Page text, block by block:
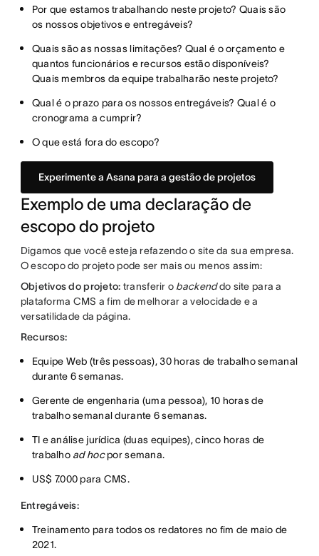
Por que estamos trabalhando neste projeto? Quais são
os nossos objetivos e entregáveis?
Quais são as nossas limitações? Qual é o orçamento e
quantos funcionários e recursos estão disponíveis?
Quais membros da equipe trabalharão neste projeto?
Qual é o prazo para os nossos entregáveis? Qual é o
cronograma a cumprir?
O que está fora do escopo?
Experimente a Asana para a gestão de projetos
Exemplo de uma declaração de
escopo do projeto
Digamos que você esteja refazendo o site da sua empresa.
O escopo do projeto pode ser mais ou menos assim:
Objetivos do projeto: transferir o backenddo site para a
plataforma CMS a fim de melhorar a velocidade e a
versatilidade da página.
Recursos:
Equipe Web (três pessoas), 30 horas de trabalho semanal
durante 6 semanas.
Gerente de engenharia (uma pessoa), 10 horas de
trabalho semanal durante 6 semanas.
TI e análise jurídica (duas equipes), cinco horas de
trabalho ad hocpor semana.
US$ 7.000 para CMS.
Entregáveis:
Treinamento para todos os redatores no fim de maio de
2021.